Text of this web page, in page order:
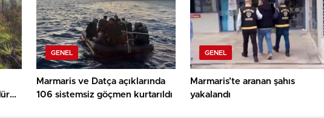
GENEL
Marmaris ve Datça açıklarında
106 sistemsiz göçmen kurtarıldı
GENEL
Marmaris’te aranan şahıs
yakalandı